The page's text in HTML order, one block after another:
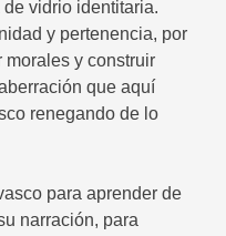
vidrio identitaria.
y pertenencia, por
morales y construir
que aquí
renegando de lo
para aprender de
narración, para